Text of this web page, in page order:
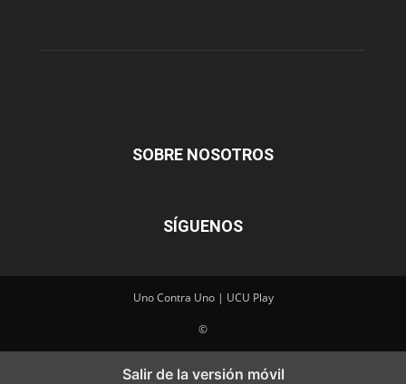
SOBRE NOSOTROS
SÍGUENOS
Uno Contra Uno | UCU Play
©
Salir de la versión móvil